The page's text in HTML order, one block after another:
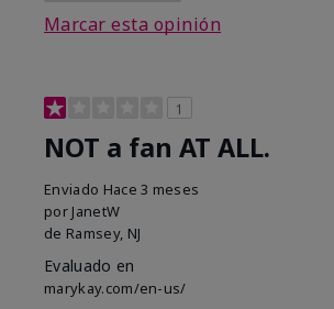
Marcar esta opinión
1
NOT a fan AT ALL.
Enviado Hace 3 meses
por JanetW
de Ramsey, NJ
Evaluado en
marykay.com/en-us/